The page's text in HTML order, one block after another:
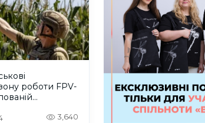
роботи FPV-
3,640